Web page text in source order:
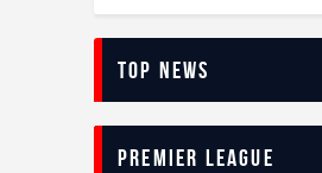
Top News
Premier League